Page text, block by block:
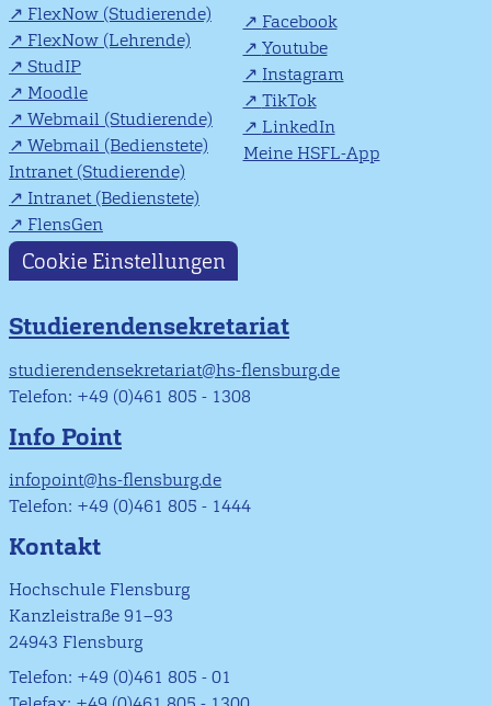
FlexNow (Studierende)
FlexNow (Lehrende)
StudIP
Moodle
Webmail (Studierende)
Webmail (Bedienstete)
Intranet (Studierende)
Intranet (Bedienstete)
FlensGen
Facebook
Youtube
Instagram
TikTok
LinkedIn
Meine HSFL-App
Cookie Einstellungen
Studierendensekretariat
studierendensekretariat@hs-flensburg.de
Telefon: +49 (0)461 805 - 1308
Info Point
infopoint@hs-flensburg.de
Telefon: +49 (0)461 805 - 1444
Kontakt
Hochschule Flensburg
Kanzleistraße 91–93
24943 Flensburg
Telefon: +49 (0)461 805 - 01